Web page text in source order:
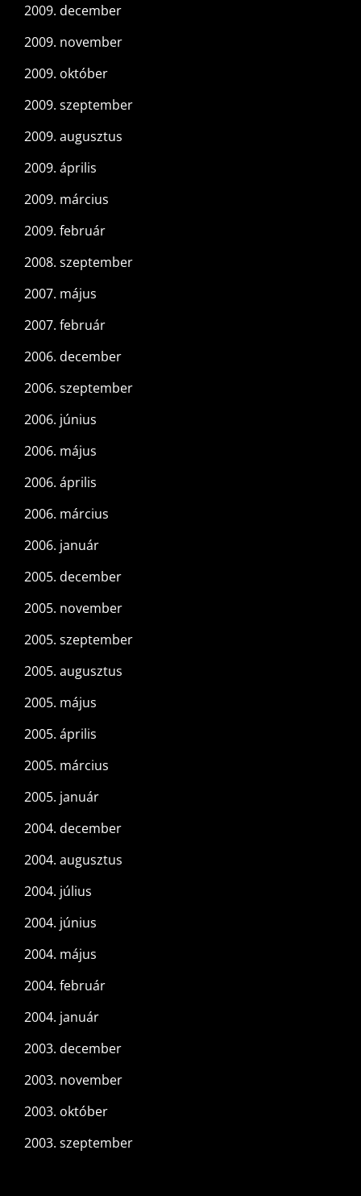
2009. december
2009. november
2009. október
2009. szeptember
2009. augusztus
2009. április
2009. március
2009. február
2008. szeptember
2007. május
2007. február
2006. december
2006. szeptember
2006. június
2006. május
2006. április
2006. március
2006. január
2005. december
2005. november
2005. szeptember
2005. augusztus
2005. május
2005. április
2005. március
2005. január
2004. december
2004. augusztus
2004. július
2004. június
2004. május
2004. február
2004. január
2003. december
2003. november
2003. október
2003. szeptember